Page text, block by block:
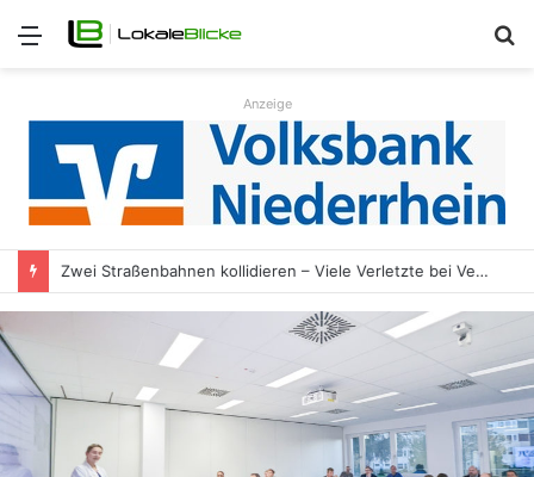
Menü
Anzeige
Zwei Straßenbahnen kollidieren – Viele Verletzte bei Verkehrsunfall